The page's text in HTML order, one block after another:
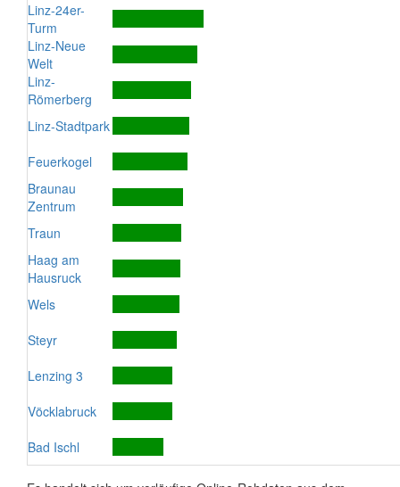
Linz-24er-
Turm
Linz-Neue
Welt
Linz-
Römerberg
Linz-Stadtpark
Feuerkogel
Braunau
Zentrum
Traun
Haag am
Hausruck
Wels
Steyr
Lenzing 3
Vöcklabruck
Bad Ischl